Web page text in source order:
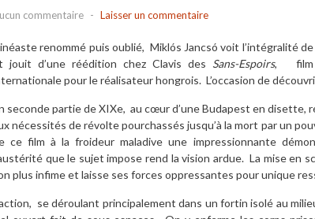
commentaire - Laisser un commentaire
renommé puis oublié, Miklós Jancsó voit l’intégralité
jouit d’une réédition chez Clavis des Sans-Espoirs, film
pour le réalisateur hongrois. L’occasion de
seconde partie de XIXe, au cœur d’une Budapest en disette,
nécessités de révolte pourchassés jusqu’à la mort par un
ce film à la froideur maladive une impressionnante
que le sujet impose rend la vision ardue. La mise en
plus infime et laisse ses forces oppressantes pour unique
se déroulant principalement dans un fortin isolé au